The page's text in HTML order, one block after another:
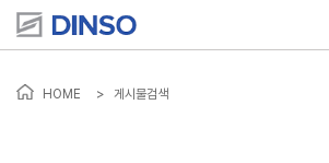
HOME > 게시물검색